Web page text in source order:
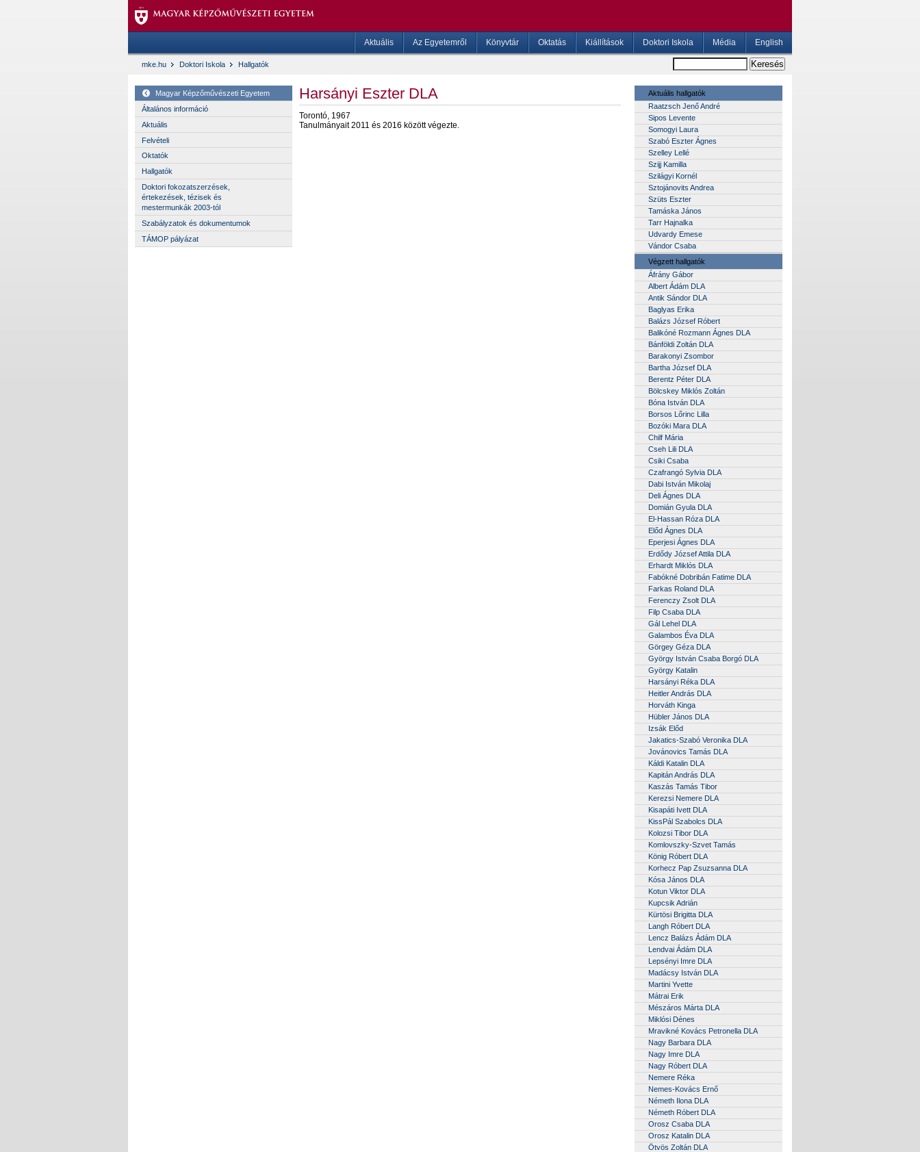
Aktuális Az Egyetemről Könyvtár Oktatás Kiállítások Doktori Iskola Média English
mke.hu Doktori Iskola Hallgatók
Magyar Képzőművészeti Egyetem
Általános információ
Aktuális
Felvételi
Oktatók
Hallgatók
Doktori fokozatszerzések,
értekezések, tézisek és
mestermunkák 2003-tól
Szabályzatok és dokumentumok
TÁMOP pályázat
Harsányi Eszter DLA
Torontó, 1967
Tanulmányait 2011 és 2016 között végezte.
Aktuális hallgatók
Raatzsch Jenő André
Sipos Levente
Somogyi Laura
Szabó Eszter Ágnes
Szelley Lellé
Szijj Kamilla
Szilágyi Kornél
Sztojánovits Andrea
Szüts Eszter
Tamáska János
Tarr Hajnalka
Udvardy Emese
Vándor Csaba
Végzett hallgatók
Áfrány Gábor
Albert Ádám DLA
Antik Sándor DLA
Baglyas Erika
Balázs József Róbert
Balikóné Rozmann Ágnes DLA
Bánföldi Zoltán DLA
Barakonyi Zsombor
Bartha József DLA
Berentz Péter DLA
Bölcskey Miklós Zoltán
Bóna István DLA
Borsos Lőrinc Lilla
Bozóki Mara DLA
Chilf Mária
Cseh Lili DLA
Csiki Csaba
Czafrangó Sylvia DLA
Dabi István Mikolaj
Deli Ágnes DLA
Domián Gyula DLA
El-Hassan Róza DLA
Előd Ágnes DLA
Eperjesi Ágnes DLA
Erdődy József Attila DLA
Erhardt Miklós DLA
Fabókné Dobribán Fatime DLA
Farkas Roland DLA
Ferenczy Zsolt DLA
Filp Csaba DLA
Gál Lehel DLA
Galambos Éva DLA
Görgey Géza DLA
György István Csaba Borgó DLA
György Katalin
Harsányi Réka DLA
Heitler András DLA
Horváth Kinga
Hübler János DLA
Izsák Előd
Jakatics-Szabó Veronika DLA
Jovánovics Tamás DLA
Káldi Katalin DLA
Kapitán András DLA
Kaszás Tamás Tibor
Kerezsi Nemere DLA
Kisapáti Ivett DLA
KissPál Szabolcs DLA
Kolozsi Tibor DLA
Komlovszky-Szvet Tamás
König Róbert DLA
Korhecz Pap Zsuzsanna DLA
Kósa János DLA
Kotun Viktor DLA
Kupcsik Adrián
Kürtösi Brigitta DLA
Langh Róbert DLA
Lencz Balázs Ádám DLA
Lendvai Ádám DLA
Lepsényi Imre DLA
Madácsy István DLA
Martini Yvette
Mátrai Erik
Mészáros Márta DLA
Miklósi Dénes
Mravikné Kovács Petronella DLA
Nagy Barbara DLA
Nagy Imre DLA
Nagy Róbert DLA
Nemere Réka
Nemes-Kovács Ernő
Németh Ilona DLA
Németh Róbert DLA
Orosz Csaba DLA
Orosz Katalin DLA
Ötvös Zoltán DLA